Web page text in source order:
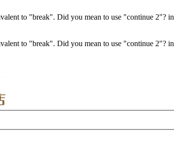
to "break". Did you mean to use "continue 2"? in
to "break". Did you mean to use "continue 2"? in